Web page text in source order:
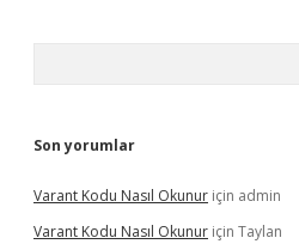
Son yorumlar
Varant Kodu Nasıl Okunur için admin
Varant Kodu Nasıl Okunur için Taylan